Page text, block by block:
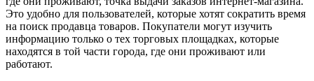
Это удобно для пользователей, которые хотят сократить время
на поиск продавца товаров. Покупатели могут изучить
информацию только о тех торговых площадках, которые
находятся в той части города, где они проживают или
работают.